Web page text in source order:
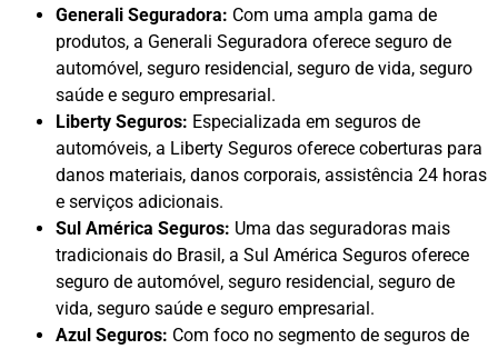
Generali Seguradora: Com uma ampla gama de
produtos, a Generali Seguradora oferece seguro de
automóvel, seguro residencial, seguro de vida, seguro
saúde e seguro empresarial.
Liberty Seguros: Especializada em seguros de
automóveis, a Liberty Seguros oferece coberturas para
danos materiais, danos corporais, assistência 24 horas
e serviços adicionais.
Sul América Seguros: Uma das seguradoras mais
tradicionais do Brasil, a Sul América Seguros oferece
seguro de automóvel, seguro residencial, seguro de
vida, seguro saúde e seguro empresarial.
Azul Seguros: Com foco no segmento de seguros de